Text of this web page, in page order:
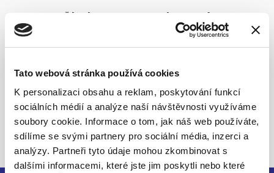
Tato webová stránka používá cookies
K personalizaci obsahu a reklam, poskytování funkcí
sociálních médií a analýze naší návštěvnosti využíváme
soubory cookie. Informace o tom, jak náš web používáte,
sdílíme se svými partnery pro sociální média, inzerci a
analýzy. Partneři tyto údaje mohou zkombinovat s
dalšími informacemi, které jste jim poskytli nebo které
Děkujeme za pochopení !